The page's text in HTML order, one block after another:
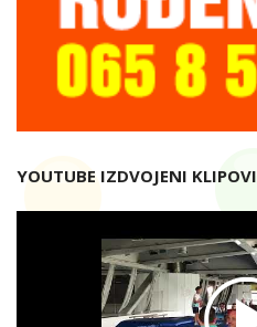
YOUTUBE IZDVOJENI KLIPOVI